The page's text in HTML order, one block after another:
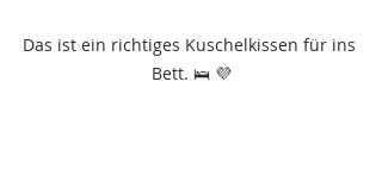
Das ist ein richtiges Kuschelkissen für ins
Bett. 🛌 💜